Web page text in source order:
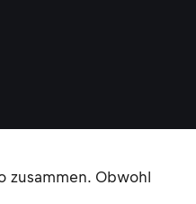
zusammen. Obwohl